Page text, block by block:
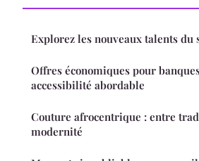
Explorez les nouveaux talents du
Offres économiques pour
accessibilité abordable
Couture afrocentrique : entre
modernité